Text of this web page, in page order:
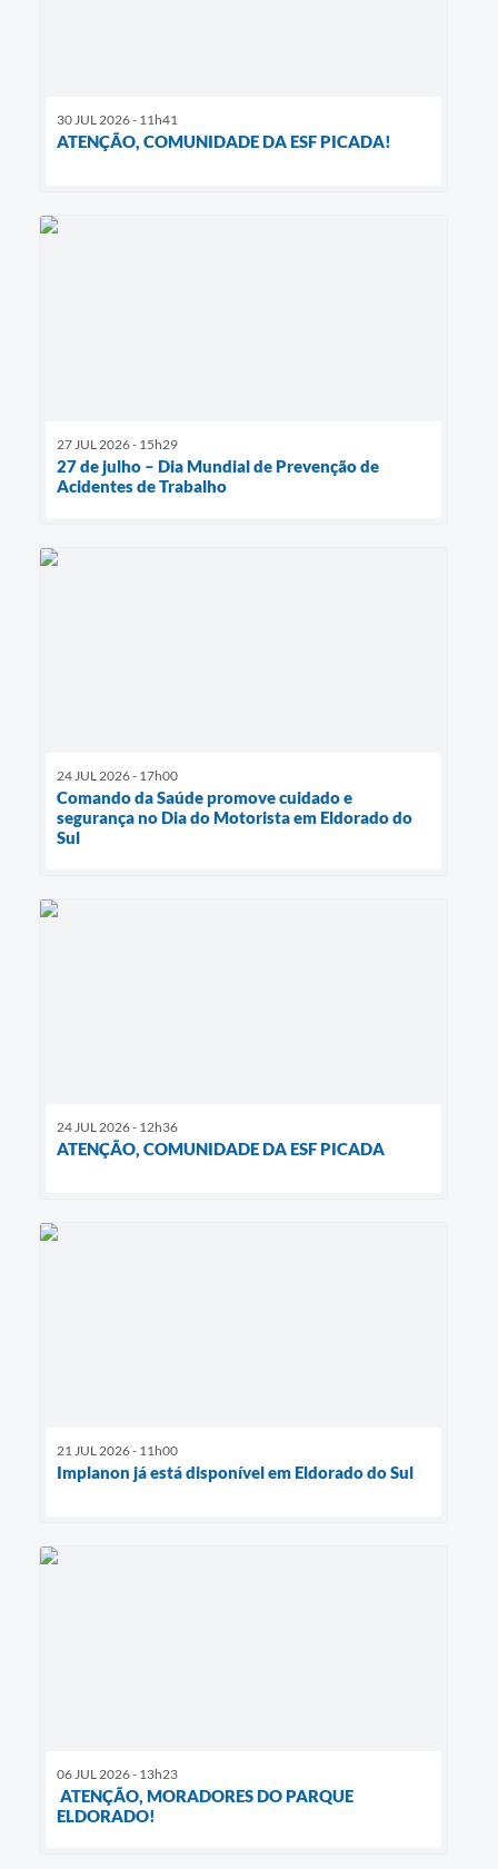
30 JUL 2026 - 11h41
ATENÇÃO, COMUNIDADE DA ESF PICADA!
27 JUL 2026 - 15h29
27 de julho – Dia Mundial de Prevenção de
Acidentes de Trabalho
24 JUL 2026 - 17h00
Comando da Saúde promove cuidado e
segurança no Dia do Motorista em Eldorado do
Sul
24 JUL 2026 - 12h36
ATENÇÃO, COMUNIDADE DA ESF PICADA
21 JUL 2026 - 11h00
Implanon já está disponível em Eldorado do Sul
06 JUL 2026 - 13h23
ATENÇÃO, MORADORES DO PARQUE
ELDORADO!